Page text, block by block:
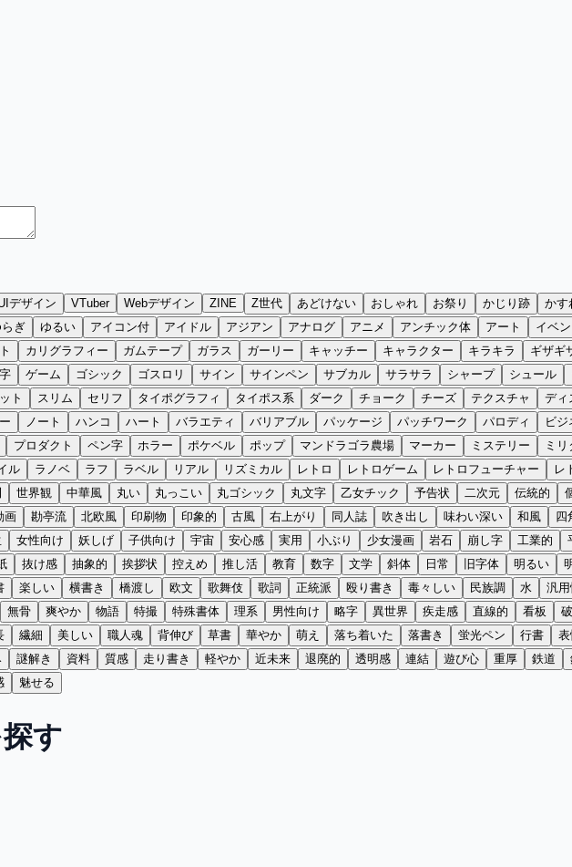
デザイン VTuber Webデザイン ZINE Z世代 あどけない おしゃれ お祭り かじり跡 かす
ぎ ゆるい アイコン付 アイドル アジアン アナログ アニメ アンチック体 アート イベン
カリグラフィー ガムテープ ガラス ガーリー キャッチー キャラクター キラキラ ギザギ
ゲーム ゴシック ゴスロリ サイン サインペン サブカル サラサラ シャープ シュール
ト スリム セリフ タイポグラフィ タイポス系 ダーク チョーク チーズ テクスチャ ディ
ノート ハンコ ハート バラエティ バリアブル パッケージ パッチワーク パロディ ビジ
プロダクト ペン字 ホラー ポケベル ポップ マンドラゴラ農場 マーカー ミステリー ミ
ル ラノベ ラフ ラベル リアル リズミカル レトロ レトロゲーム レトロフューチャー レ
世界観 中華風 丸い 丸っこい 丸ゴシック 丸文字 乙女チック 予告状 二次元 伝統的
画 勘亭流 北欧風 印刷物 印象的 古風 右上がり 同人誌 吹き出し 味わい深い 和風 四
女性向け 妖しげ 子供向け 宇宙 安心感 実用 小ぶり 少女漫画 岩石 崩し字 工業的
抜け感 抽象的 挨拶状 控えめ 推し活 教育 数字 文学 斜体 日常 旧字体 明るい
楽しい 横書き 橋渡し 欧文 歌舞伎 歌詞 正統派 殴り書き 毒々しい 民族調 水 汎用
無骨 爽やか 物語 特撮 特殊書体 理系 男性向け 略字 異世界 疾走感 直線的 看板
繊細 美しい 職人魂 背伸び 草書 華やか 萌え 落ち着いた 落書き 蛍光ペン 行書
謎解き 資料 質感 走り書き 軽やか 近未来 退廃的 透明感 連結 遊び心 重厚 鉄道
魅せる
す